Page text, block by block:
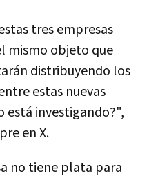
tres empresas
mismo objeto que
distribuyendo los
estas nuevas
está investigando?",
en X.
no tiene plata para